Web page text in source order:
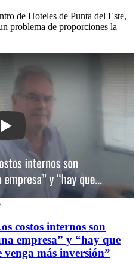
de Hoteles de Punta del Este,
problema de proporciones la
Play: Cámara Inmobiliaria: “Los
costos internos son
empresa” y “hay que
más inversión”